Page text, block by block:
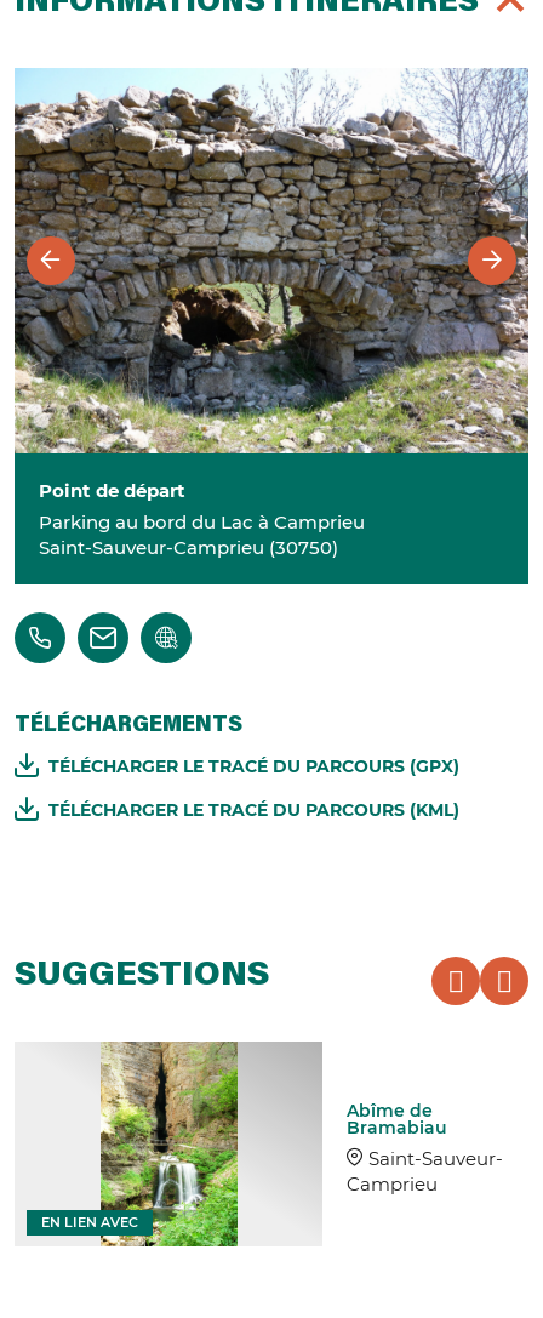
Point de départ
Parking au bord du Lac à Camprieu
Saint-Sauveur-Camprieu (30750)
TÉLÉCHARGEMENTS
TÉLÉCHARGER LE TRACÉ DU PARCOURS (GPX)
TÉLÉCHARGER LE TRACÉ DU PARCOURS (KML)
SUGGESTIONS
Abîme de
Bramabiau
Saint-Sauveur-
Camprieu
EN LIEN AVEC